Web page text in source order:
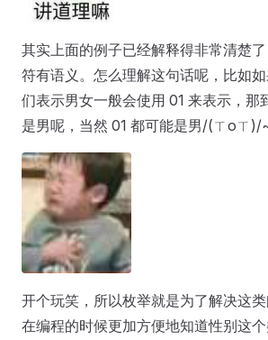
其实上面的例子已经解释得非常清楚
符有语义。怎么理解这句话呢，比如
们表示男女一般会使用 01 来表示，那
是男呢，当然 01 都可能是男/(ㄒoㄒ)/
开个玩笑，所以枚举就是为了解决这
在编程的时候更加方便地知道性别这个